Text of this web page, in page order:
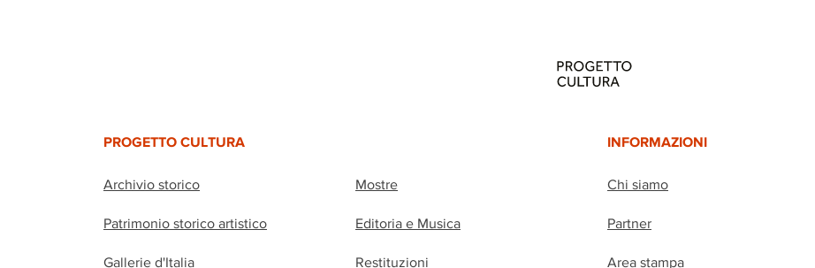
PROGETTO CULTURA
Archivio storico
Patrimonio storico artistico
Gallerie d'Italia
Mostre
Editoria e Musica
Restituzioni
INFORMAZIONI
Chi siamo
Partner
Area stampa